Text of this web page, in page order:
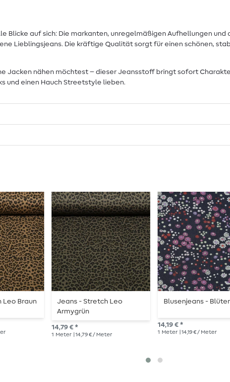
Blicke auf sich: Die markanten, unregelmäßigen Aufhellungen und
Lieblingsjeans. Die kräftige Qualität sorgt für einen schönen,
Jacken nähen möchtest – dieser Jeansstoff bringt sofort
und einen Hauch Streetstyle lieben.
Leo Braun
Jeans - Stretch Leo
Armygrün
14,79 € *
1 Meter | 14,79 € / Meter
Blusenjeans -
14,19 € *
1 Meter | 14,19 € / Meter